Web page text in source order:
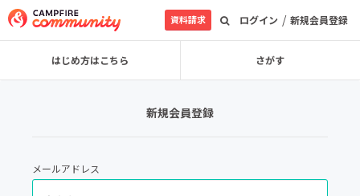
ログイン / 新規会員登録
資料請求
はじめ方はこちら さがす
新規会員登録
メールアドレス